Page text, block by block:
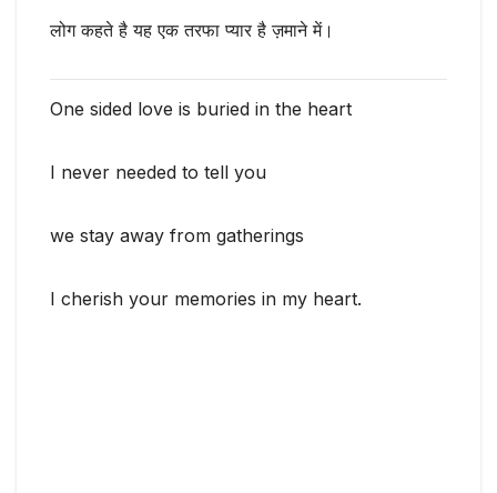
लोग कहते है यह एक तरफा प्यार है ज़माने में।
One sided love is buried in the heart
I never needed to tell you
we stay away from gatherings
I cherish your memories in my heart.